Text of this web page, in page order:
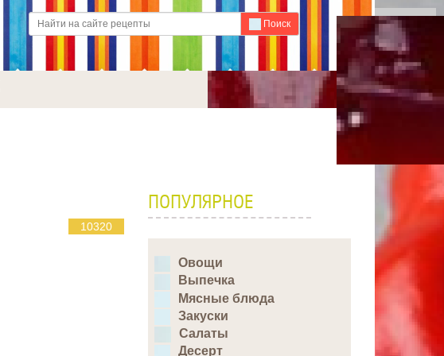
Поиск
10320
ПОПУЛЯРНОЕ
Овощи
Выпечка
Мясные блюда
Закуски
Салаты
Десерт
Для любых предложений по
сайту: ideaport@cp9.ru